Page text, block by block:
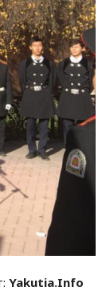
Yakutia.Info